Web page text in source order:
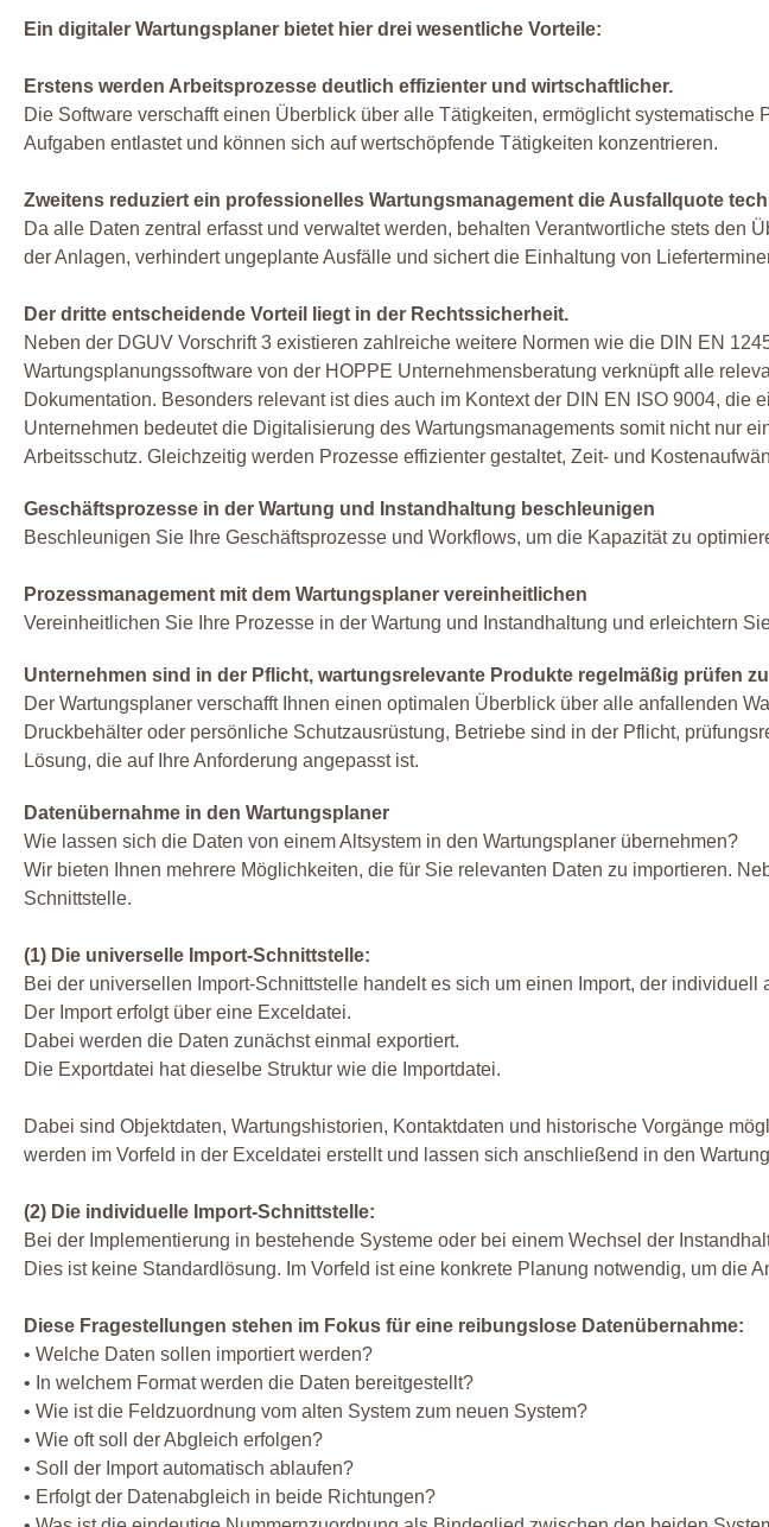
Ein digitaler Wartungsplaner bietet hier drei wesentliche Vorteile:
Erstens werden Arbeitsprozesse deutlich effizienter und wirtschaftlicher.
Die Software verschafft einen Überblick über alle Tätigkeiten, ermöglicht
Aufgaben entlastet und können sich auf wertschöpfende Tätigkeiten konzentrieren.
Zweitens reduziert ein professionelles Wartungsmanagement die Ausfallquote
Da alle Daten zentral erfasst und verwaltet werden, behalten Verantwortliche stets
der Anlagen, verhindert ungeplante Ausfälle und sichert die Einhaltung von
Der dritte entscheidende Vorteil liegt in der Rechtssicherheit.
Neben der DGUV Vorschrift 3 existieren zahlreiche weitere Normen wie die DIN EN
Wartungsplanungssoftware von der HOPPE Unternehmensberatung verknüpft alle
Dokumentation. Besonders relevant ist dies auch im Kontext der DIN EN ISO 9004,
Unternehmen bedeutet die Digitalisierung des Wartungsmanagements somit nicht nur
Arbeitsschutz. Gleichzeitig werden Prozesse effizienter gestaltet, Zeit- und
Geschäftsprozesse in der Wartung und Instandhaltung beschleunigen
Beschleunigen Sie Ihre Geschäftsprozesse und Workflows, um die Kapazität zu
Prozessmanagement mit dem Wartungsplaner vereinheitlichen
Vereinheitlichen Sie Ihre Prozesse in der Wartung und Instandhaltung und erleichtern
Unternehmen sind in der Pflicht, wartungsrelevante Produkte regelmäßig prüfen
Der Wartungsplaner verschafft Ihnen einen optimalen Überblick über alle anfallenden
Druckbehälter oder persönliche Schutzausrüstung, Betriebe sind in der Pflicht,
Lösung, die auf Ihre Anforderung angepasst ist.
Datenübernahme in den Wartungsplaner
Wie lassen sich die Daten von einem Altsystem in den Wartungsplaner übernehmen?
Wir bieten Ihnen mehrere Möglichkeiten, die für Sie relevanten Daten zu importieren.
Schnittstelle.
(1) Die universelle Import-Schnittstelle:
Bei der universellen Import-Schnittstelle handelt es sich um einen Import, der
Der Import erfolgt über eine Exceldatei.
Dabei werden die Daten zunächst einmal exportiert.
Die Exportdatei hat dieselbe Struktur wie die Importdatei.
Dabei sind Objektdaten, Wartungshistorien, Kontaktdaten und historische Vorgänge
werden im Vorfeld in der Exceldatei erstellt und lassen sich anschließend in den
(2) Die individuelle Import-Schnittstelle:
Bei der Implementierung in bestehende Systeme oder bei einem Wechsel der
Dies ist keine Standardlösung. Im Vorfeld ist eine konkrete Planung notwendig, um die
Diese Fragestellungen stehen im Fokus für eine reibungslose Datenübernahme:
• Welche Daten sollen importiert werden?
• In welchem Format werden die Daten bereitgestellt?
• Wie ist die Feldzuordnung vom alten System zum neuen System?
• Wie oft soll der Abgleich erfolgen?
• Soll der Import automatisch ablaufen?
• Erfolgt der Datenabgleich in beide Richtungen?